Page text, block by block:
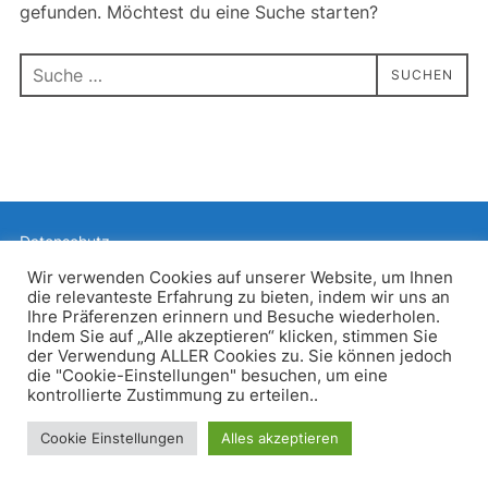
gefunden. Möchtest du eine Suche starten?
Suchen
nach:
SUCHEN
Datenschutz
Inspiro WordPress Theme von WPZOOM
Wir verwenden Cookies auf unserer Website, um Ihnen
die relevanteste Erfahrung zu bieten, indem wir uns an
Ihre Präferenzen erinnern und Besuche wiederholen.
Indem Sie auf „Alle akzeptieren“ klicken, stimmen Sie
der Verwendung ALLER Cookies zu. Sie können jedoch
die "Cookie-Einstellungen" besuchen, um eine
kontrollierte Zustimmung zu erteilen..
Cookie Einstellungen Alles akzeptieren